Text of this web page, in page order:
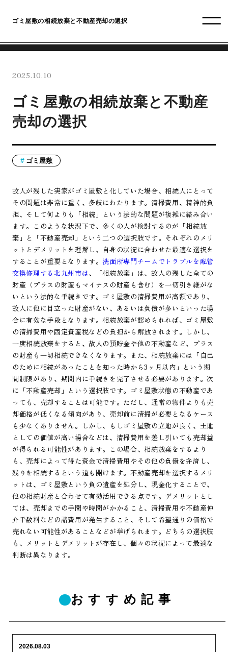
ゴミ屋敷の相続放棄と不動産売却の選択
2025.10.10
ゴミ屋敷の相続放棄と不動産
売却の選択
ゴミ屋敷
故人が残した実家がゴミ屋敷と化していた場合、相続人にとって
その問題は非常に重く、多岐にわたります。清掃費用、精神的負
担、そして何よりも「相続」という法的な問題が複雑に絡み合い
ます。このような状況下で、多くの人が検討するのが「相続放
棄」と「不動産売却」という二つの選択肢です。それぞれのメリ
ットとデメリットを理解し、自身の状況に合わせた最適な選択を
することが重要となります。 洗面所専門チームでトラブルを配管
交換修理する北九州市は、「相続放棄」は、故人の残した全ての
財産（プラスの財産もマイナスの財産も含む）を一切引き継がな
いという法的な手続きです。ゴミ屋敷の清掃費用が高額であり、
故人に他に目立った財産がない、あるいは負債が多いといった場
合に有効な手段となります。相続放棄が認められれば、ゴミ屋敷
の清掃費用や固定資産税などの負担から解放されます。しかし、
一度相続放棄をすると、故人の預貯金や他の不動産など、プラス
の財産も一切相続できなくなります。また、相続放棄には「自己
のために相続があったことを知った時から3ヶ月以内」という期
間制限があり、期間内に手続きを完了させる必要があります。次
に「不動産売却」という選択肢です。ゴミ屋敷状態の不動産であ
っても、売却することは可能です。ただし、通常の物件よりも売
却価格が低くなる傾向があり、売却前に清掃が必要となるケース
も少なくありません。しかし、もしゴミ屋敷の立地が良く、土地
としての価値が高い場合などは、清掃費用を差し引いても売却益
が得られる可能性があります。この場合、相続放棄をするより
も、売却によって得た資金で清掃費用やその他の負債を弁済し、
残りを相続するという道も開けます。不動産売却を選択するメリ
ットは、ゴミ屋敷という負の遺産を処分し、現金化することで、
他の相続財産と合わせて有効活用できる点です。デメリットとし
ては、売却までの手間や時間がかかること、清掃費用や不動産仲
介手数料などの諸費用が発生すること、そして希望通りの価格で
売れない可能性があることなどが挙げられます。どちらの選択肢
も、メリットとデメリットが存在し、個々の状況によって最適な
判断は異なります。
おすすめ記事
2026.08.03